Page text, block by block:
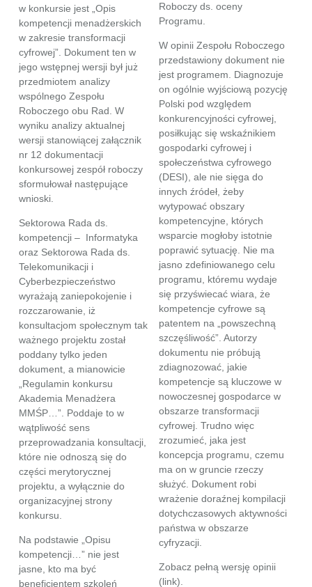
w konkursie jest „Opis
kompetencji menadżerskich
w zakresie transformacji
cyfrowej”. Dokument ten w
jego wstępnej wersji był już
przedmiotem analizy
wspólnego Zespołu
Roboczego obu Rad. W
wyniku analizy aktualnej
wersji stanowiącej załącznik
nr 12 dokumentacji
konkursowej zespół roboczy
sformułował następujące
wnioski.
Sektorowa Rada ds.
kompetencji – Informatyka
oraz Sektorowa Rada ds.
Telekomunikacji i
Cyberbezpieczeństwo
wyrażają zaniepokojenie i
rozczarowanie, iż
konsultacjom społecznym tak
ważnego projektu został
poddany tylko jeden
dokument, a mianowicie
„Regulamin konkursu
Akademia Menadżera
MMŚP…”. Poddaje to w
wątpliwość sens
przeprowadzania konsultacji,
które nie odnoszą się do
części merytorycznej
projektu, a wyłącznie do
organizacyjnej strony
konkursu.
Na podstawie „Opisu
kompetencji…” nie jest
jasne, kto ma być
beneficjentem szkoleń
Roboczy ds. oceny
Programu.
W opinii Zespołu Roboczego
przedstawiony dokument nie
jest programem. Diagnozuje
on ogólnie wyjściową pozycję
Polski pod względem
konkurencyjności cyfrowej,
posiłkując się wskaźnikiem
gospodarki cyfrowej i
społeczeństwa cyfrowego
(DESI), ale nie sięga do
innych źródeł, żeby
wytypować obszary
kompetencyjne, których
wsparcie mogłoby istotnie
poprawić sytuację. Nie ma
jasno zdefiniowanego celu
programu, któremu wydaje
się przyświecać wiara, że
kompetencje cyfrowe są
patentem na „powszechną
szczęśliwość”. Autorzy
dokumentu nie próbują
zdiagnozować, jakie
kompetencje są kluczowe w
nowoczesnej gospodarce w
obszarze transformacji
cyfrowej. Trudno więc
zrozumieć, jaka jest
koncepcja programu, czemu
ma on w gruncie rzeczy
służyć. Dokument robi
wrażenie doraźnej kompilacji
dotychczasowych aktywności
państwa w obszarze
cyfryzacji.
Zobacz pełną wersję opinii
(link).